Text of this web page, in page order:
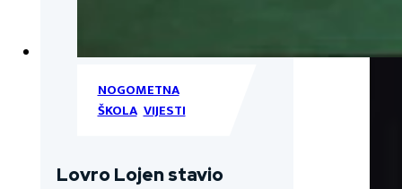
NOGOMETNA
ŠKOLA,VIJESTI
Lovro Lojen stavio